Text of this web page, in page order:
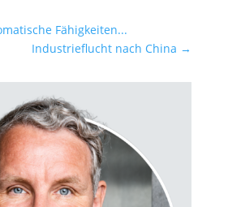
Fähigkeiten...
Industrieflucht nach China →